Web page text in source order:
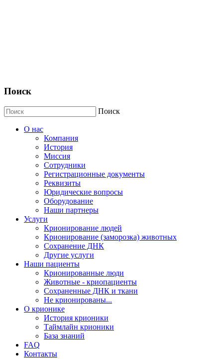
Поиск
Поиск
О нас
Компания
История
Миссия
Сотрудники
Регистрационные документы
Реквизиты
Юридические вопросы
Оборудование
Наши партнеры
Услуги
Крионирование людей
Крионирование (заморозка) животных
Сохранение ДНК
Другие услуги
Наши пациенты
Крионированные люди
Животные - криопациенты
Сохраненные ДНК и ткани
Не крионированы...
О крионике
История крионики
Таймлайн крионики
База знаний
FAQ
Контакты